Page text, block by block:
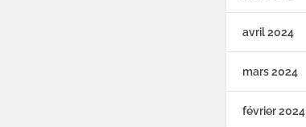
avril 2024
mars 2024
février 2024